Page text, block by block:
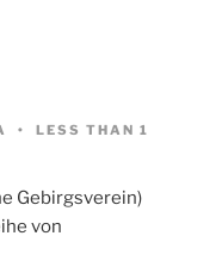
LESS THAN 1
Gebirgsverein)
von